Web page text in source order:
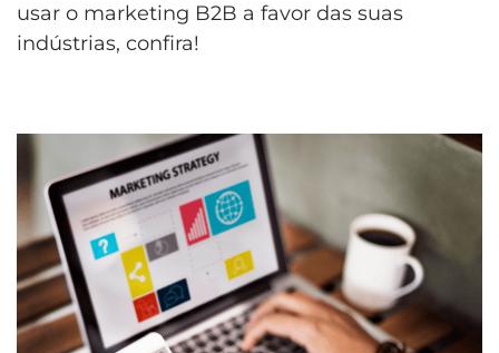
usar o marketing B2B a favor das suas
indústrias, confira!